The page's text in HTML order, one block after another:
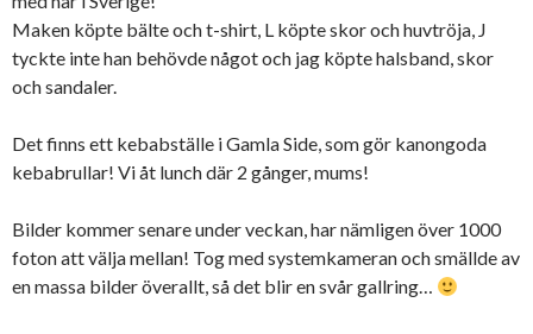
Maken köpte bälte och t-shirt, L köpte skor och huvtröja, J
tyckte inte han behövde något och jag köpte halsband, skor
och sandaler.
Det finns ett kebabställe i Gamla Side, som gör kanongoda
kebabrullar! Vi åt lunch där 2 gånger, mums!
Bilder kommer senare under veckan, har nämligen över 1000
foton att välja mellan! Tog med systemkameran och smällde av
en massa bilder överallt, så det blir en svår gallring…